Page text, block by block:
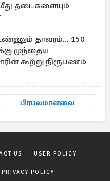
தடைகளையும்
தாவரம்... 150
முந்தைய
கூற்று நிரூபணம்
பிரபலமானவை
US USER POLICY
PRIVACY POLICY